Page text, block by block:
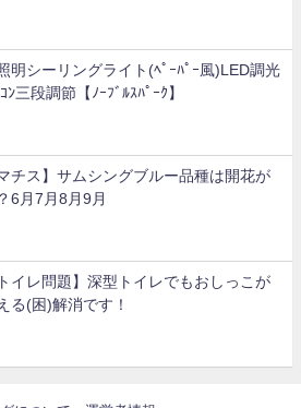
明シーリングライト(ﾍﾟｰﾊﾟｰ風)LED調光
ﾝ三段調節【ﾉｰﾌﾞﾙｽﾊﾟｰｸ】
チス】サムシングブルー品種は開花が
6月7月8月9月
イレ問題】深型トイレでもおしっこが
る(困)解消です！